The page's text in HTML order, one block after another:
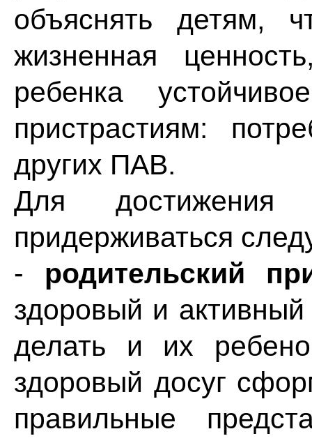
объяснять детям,
жизненная
ребенка
пристрастиям:
других ПАВ.
Для достижения
придерживаться
- родительский
здоровый и
делать и их
здоровый досуг
правильные